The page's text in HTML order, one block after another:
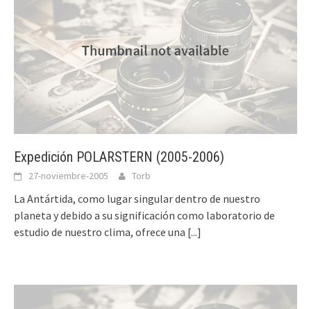
Expedición POLARSTERN (2005-2006)
27-noviembre-2005 Torb
La Antártida, como lugar singular dentro de nuestro
planeta y debido a su significación como laboratorio de
estudio de nuestro clima, ofrece una [...]